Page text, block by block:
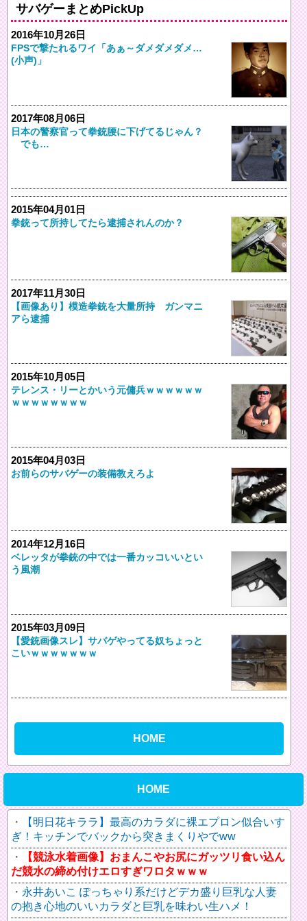
サバゲーまとめPickUp
2016年10月26日
FPSで撃たれるワイ「あぁ～ダメダメダメ…
(小声)」
2017年08月06日
日本の警察官って拳銃腰に下げてるじゃん？
でも…
2015年04月01日
拳銃って所持してたら逮捕されんのか？
2017年11月30日
【画像あり】模造拳銃を大量所持 ガンマニ
アら逮捕
2015年10月05日
テレンス・リーとかいう元傭兵ｗｗｗｗｗｗ
ｗｗｗｗｗｗｗｗ
2015年04月03日
お前らのサバゲーの装備教えろよ
2014年12月16日
ベレッタが拳銃の中では一番カッコいいとい
う風潮
2015年03月09日
【愛銃画像スレ】サバゲやってる奴ちょっと
こいｗｗｗｗｗｗｗ
HOME
HOME
【明日花キララ】最高のカラダに裸エプロン似合いす
ぎ！キッチンでバックから突きまくりやでww
【競泳水着画像】おまんこやお尻にガッツリ食い込ん
だ競水の締め付けエロすぎワロタｗｗｗ
永井あいこ ぽっちゃり系だけどデカ盛り巨乳な人妻
の抱き心地のいいカラダと巨乳を味わい生ハメ！